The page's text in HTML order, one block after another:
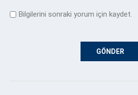
Bilgilerini sonraki yorum için kaydet.